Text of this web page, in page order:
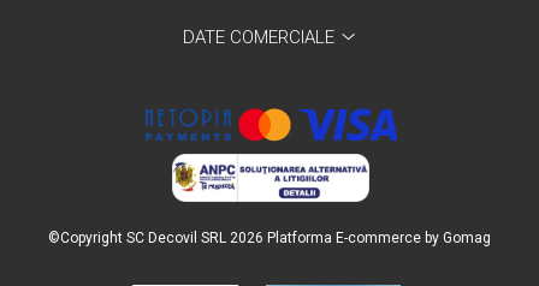
DATE COMERCIALE
©Copyright SC Decovil SRL 2026 Platforma E-commerce by Gomag